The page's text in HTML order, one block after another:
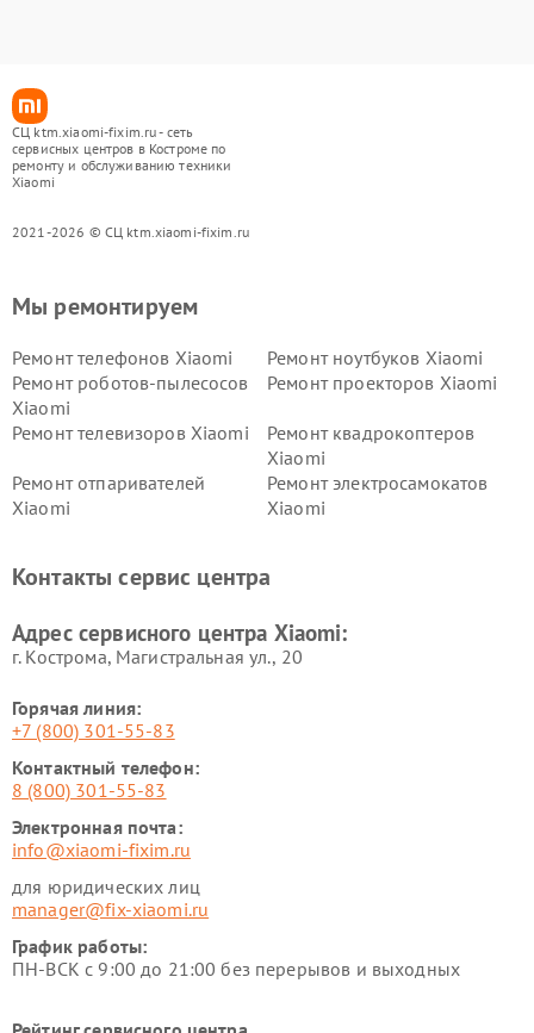
СЦ ktm.xiaomi-fixim.ru - сеть
сервисных центров в Костроме по
ремонту и обслуживанию техники
Xiaomi
2021-2026 © СЦ ktm.xiaomi-fixim.ru
Мы ремонтируем
Ремонт телефонов Xiaomi
Ремонт ноутбуков Xiaomi
Ремонт роботов-пылесосов
Xiaomi
Ремонт проекторов Xiaomi
Ремонт телевизоров Xiaomi
Ремонт квадрокоптеров
Xiaomi
Ремонт отпаривателей
Xiaomi
Ремонт электросамокатов
Xiaomi
Ремонт стиральных машин
Ремонт смарт-часов Xiaomi
Контакты сервис центра
Адрес сервисного центра Xiaomi:
г. Кострома, Магистральная ул., 20
Горячая линия:
+7 (800) 301-55-83
Контактный телефон:
8 (800) 301-55-83
Электронная почта:
info@xiaomi-fixim.ru
для юридических лиц
manager@fix-xiaomi.ru
График работы:
ПН-ВСК с 9:00 до 21:00 без перерывов и выходных